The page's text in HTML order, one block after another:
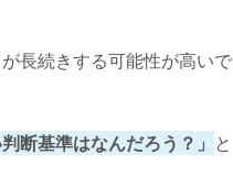
長続きする可能性が高いで
断基準はなんだろう？」 と